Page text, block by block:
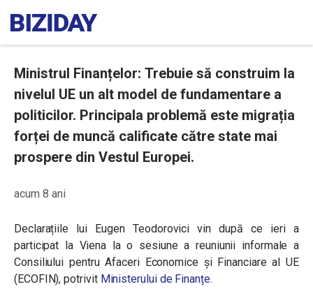
Ministrul Finanțelor: Trebuie să construim la
nivelul UE un alt model de fundamentare a
politicilor. Principala problemă este migrația
forței de muncă calificate către state mai
prospere din Vestul Europei.
acum 8 ani
Declarațiile lui Eugen Teodorovici vin după ce ieri a
participat la Viena la o sesiune a reuniunii informale a
Consiliului pentru Afaceri Economice și Financiare al UE
(ECOFIN), potrivit Ministerului de Finanțe.